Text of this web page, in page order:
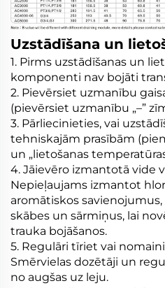
Uzstādīšana un
1. Pirms uzstādīšanas un
komponenti nav bojāti
2. Pievērsiet uzmanību
(pievērsiet uzmanību „–”
3. Pārliecinieties, vai
tehniskajām prasībām
un „lietošanas
4. Jāievēro izmantotā vide
Nepieļaujams izmantot
aromātiskos savienojumus,
skābes un sārmiņus, lai
trauka bojāšanos.
5. Regulāri tīriet vai
Smērvielas dozētāji un
no augšas uz leju.